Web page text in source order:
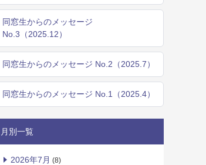
同窓生からのメッセージ
No.3（2025.12）
同窓生からのメッセージ No.2（2025.7）
同窓生からのメッセージ No.1（2025.4）
月別一覧
2026年7月 (8)